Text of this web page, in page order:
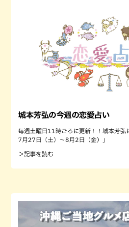
城本芳弘の今週の恋愛占い
毎週土曜日11時ごろに更新！！城本芳
7月27日（土）～8月2日（金）」
＞記事を読む